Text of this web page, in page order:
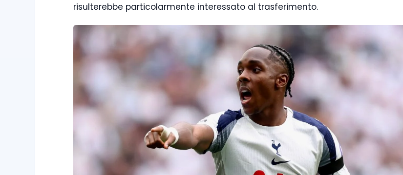
risulterebbe particolarmente interessato al trasferimento.